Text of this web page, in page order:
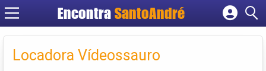
Encontra SantoAndré
Cadastrar empresa
Criar conta
Locadora Vídeossauro